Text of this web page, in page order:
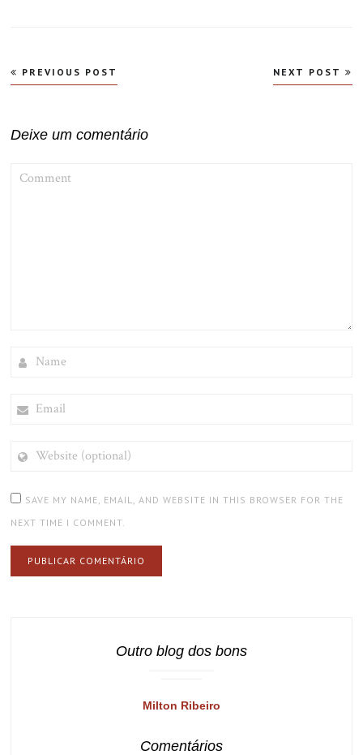
Navegação
de
PREVIOUS POST NEXT POST
Deixe um comentário
(OPTIONAL)
SAVE MY NAME, EMAIL, AND WEBSITE IN THIS BROWSER FOR THE
NEXT TIME I COMMENT.
Outro blog dos bons
Milton Ribeiro
Comentários